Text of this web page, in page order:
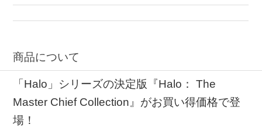
商品について
「Halo」シリーズの決定版『Halo： The
Master Chief Collection』がお買い得価格で登
場！